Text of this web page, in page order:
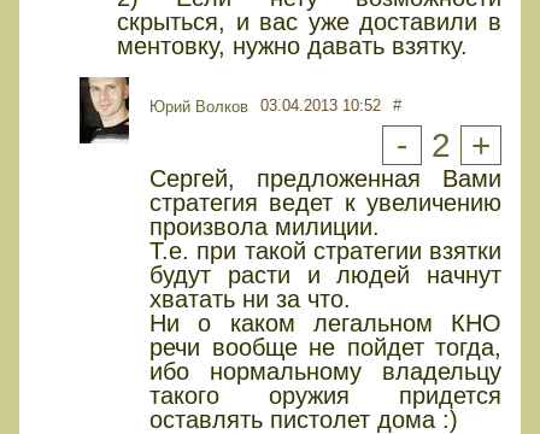
скрыться, и вас уже доставили в
ментовку, нужно давать взятку.
Юрий Волков 03.04.2013 10:52 #
- 2 +
Сергей, предложенная Вами
стратегия ведет к увеличению
произвола милиции.
Т.е. при такой стратегии взятки
будут расти и людей начнут
хватать ни за что.
Ни о каком легальном КНО
речи вообще не пойдет тогда,
ибо нормальному владельцу
такого оружия придется
оставлять пистолет дома :)